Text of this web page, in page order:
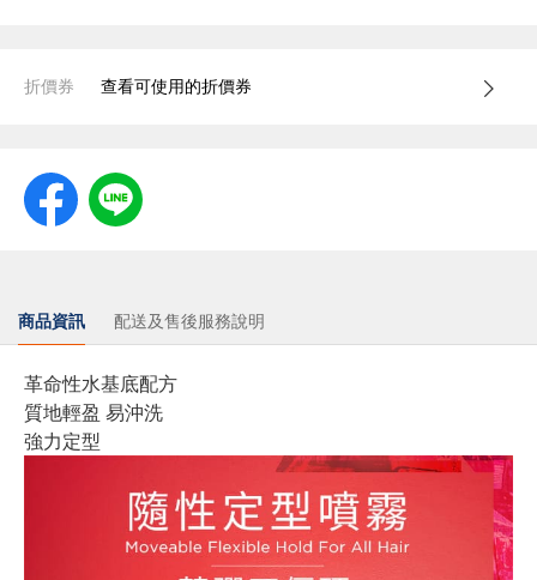
折價券 查看可使用的折價券
商品資訊 配送及售後服務說明
革命性水基底配方
質地輕盈 易沖洗
強力定型